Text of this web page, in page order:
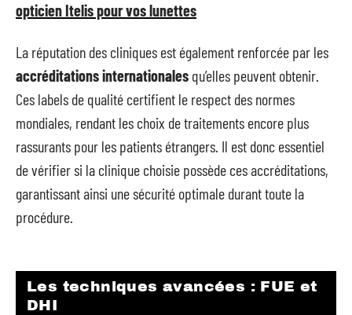
opticien Itelis pour vos lunettes
La réputation des cliniques est également renforcée par les
accréditations internationales qu’elles peuvent obtenir.
Ces labels de qualité certifient le respect des normes
mondiales, rendant les choix de traitements encore plus
rassurants pour les patients étrangers. Il est donc essentiel
de vérifier si la clinique choisie possède ces accréditations,
garantissant ainsi une sécurité optimale durant toute la
procédure.
Les techniques avancées : FUE et
DHI